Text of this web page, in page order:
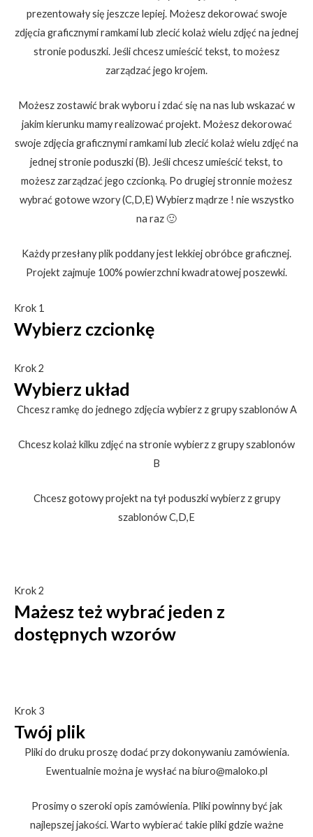
prezentowały się jeszcze lepiej. Możesz dekorować swoje
zdjęcia graficznymi ramkami lub zlecić kolaż wielu zdjęć na jednej
stronie poduszki. Jeśli chcesz umieścić tekst, to możesz
zarządzać jego krojem.
Możesz zostawić brak wyboru i zdać się na nas lub wskazać w
jakim kierunku mamy realizować projekt. Możesz dekorować
swoje zdjęcia graficznymi ramkami lub zlecić kolaż wielu zdjęć na
jednej stronie poduszki (B). Jeśli chcesz umieścić tekst, to
możesz zarządzać jego czcionką. Po drugiej stronnie możesz
wybrać gotowe wzory (C,D,E) Wybierz mądrze ! nie wszystko
na raz 🙂
Każdy przesłany plik poddany jest lekkiej obróbce graficznej.
Projekt zajmuje 100% powierzchni kwadratowej poszewki.
Krok 1
Wybierz czcionkę
Krok 2
Wybierz układ
Chcesz ramkę do jednego zdjęcia wybierz z grupy szablonów A
Chcesz kolaż kilku zdjęć na stronie wybierz z grupy szablonów
B
Chcesz gotowy projekt na tył poduszki wybierz z grupy
szablonów C,D,E
Krok 2
Mażesz też wybrać jeden z
dostępnych wzorów
Krok 3
Twój plik
Pliki do druku proszę dodać przy dokonywaniu zamówienia.
Ewentualnie można je wysłać na biuro@maloko.pl
Prosimy o szeroki opis zamówienia. Pliki powinny być jak
najlepszej jakości. Warto wybierać takie pliki gdzie ważne